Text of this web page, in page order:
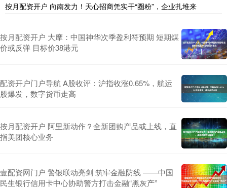
按月配资开户 向南发力！天心招商凭实干“圈粉”，企业扎堆来
按月配资开户 大摩：中国神华次季盈利符预期 短期煤
价或反弹 目标价38港元
配资开户门户导航 A股收评：沪指收涨0.65%，航运
股爆发，数字货币走高
按月配资开户 阿里新动作？全新团购产品或上线，直
指美团核心业务
壹配资网门户 警银联动亮剑 筑牢金融防线 ——中国
民生银行信用卡中心协助警方打击金融“黑灰产”